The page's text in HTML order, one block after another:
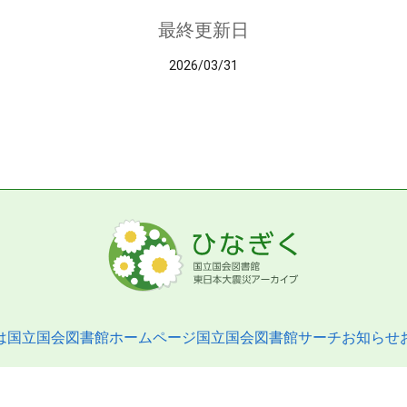
最終更新日
2026/03/31
国立国会図書館ホームページ国立国会図書館サーチお知らせ